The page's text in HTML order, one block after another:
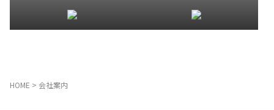
HOME > 会社案内